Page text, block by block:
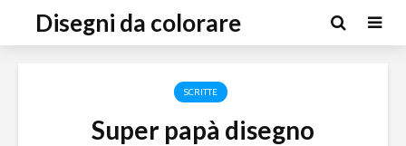
Disegni da colorare
SCRITTE
Super papà disegno